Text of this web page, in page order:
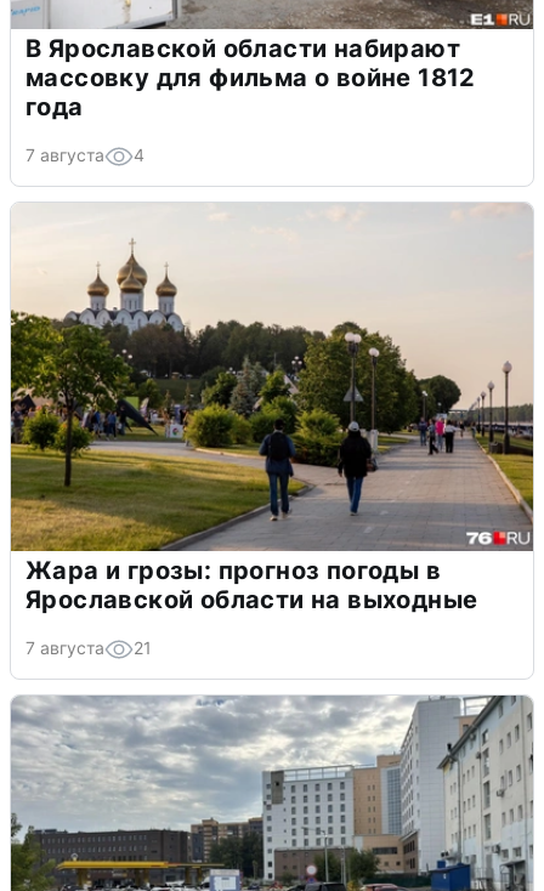
В Ярославской области набирают
массовку для фильма о войне 1812
года
7 августа 4
Жара и грозы: прогноз погоды в
Ярославской области на выходные
7 августа 21